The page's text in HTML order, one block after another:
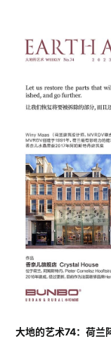
大地的艺术74：荷兰